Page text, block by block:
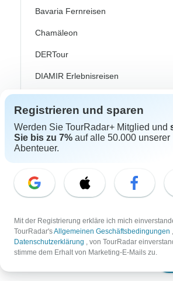
Bavaria Fernreisen
Chamäleon
DERTour
DIAMIR Erlebnisreisen
SKR Reisen
Top Reisearten
Afrika Safari
Fahrradreisen
Registrieren und sparen
Werden Sie TourRadar+ Mitglied und
Sie bis zu 7% auf alle 50.000 unserer
Abenteuer.
Mit der Registrierung erkläre ich mich
TourRadar'sAllgemeinen Geschäftsbedingungen ,
Datenschutzerklärung , von TourRadar
stimme dem Erhalt von Marketing-E-Mails zu.